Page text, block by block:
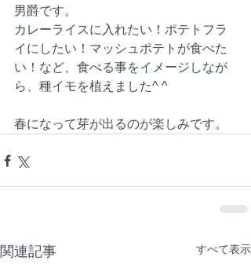
男爵です。
カレーライスに入れたい！ポテトフラ
イにしたい！マッシュポテトが食べた
い！など、食べる事をイメージしなが
ら、種イモを植えました^ ^
春になって芽が出るのが楽しみです。
関連記事 すべて表示